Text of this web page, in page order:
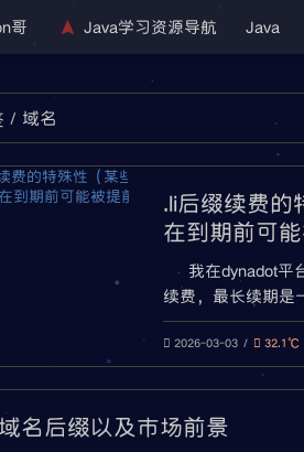
哥 Java学习资源导航 Java
域名
.li后缀续费的
在到期前可能
我在dynadot平
续费，最长续期是
缀只能在快到期时
删除，所以账户内
域名的自动续费。
域名后缀（TLDs
政策。为避免您
2026-03-03 32.1℃
名后缀以及市场前景